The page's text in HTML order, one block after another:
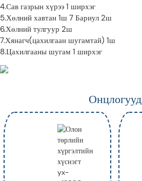
4.Сав газрын хүрээ 1 ширхэг
5.Хөлний хавтан 1ш 7 Бариул 2ш
6.Хөлний тулгуур 2ш
7.Хянагч(цахилгаан шугамтай) 1ш
8.Цахилгааны шугам 1 ширхэг
Онцлогууд